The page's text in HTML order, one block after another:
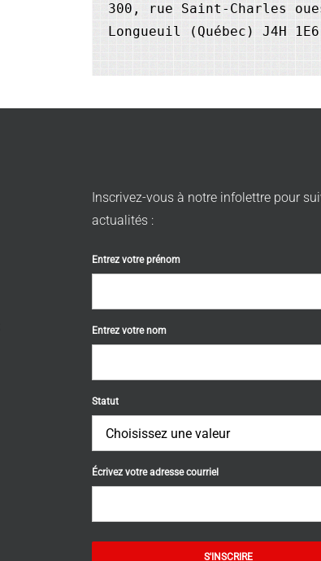
300, rue Saint-Charles
Longueuil (Québec) J4H 1E6
Inscrivez-vous à notre infolettre pour
actualités :
Entrez votre prénom
Entrez votre nom
Statut
Écrivez votre adresse courriel
S'INSCRIRE